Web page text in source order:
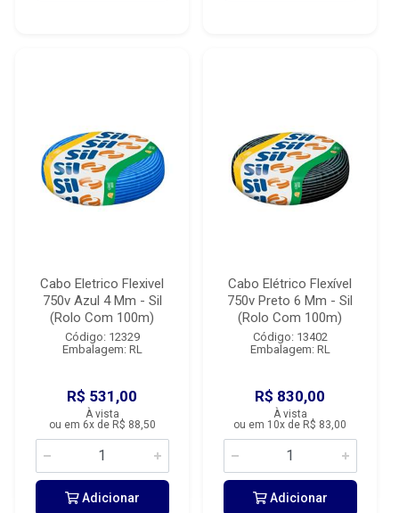
Cabo Eletrico Flexivel
750v Azul 4 Mm - Sil
(Rolo Com 100m)
Código: 12329
Embalagem: RL
R$ 531,00
À vista
ou em 6x de R$ 88,50
Adicionar
Cabo Elétrico Flexível
750v Preto 6 Mm - Sil
(Rolo Com 100m)
Código: 13402
Embalagem: RL
R$ 830,00
À vista
ou em 10x de R$ 83,00
Adicionar